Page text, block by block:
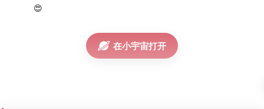
校园寝室惊现粑粑杀手
😍
在小宇宙打开